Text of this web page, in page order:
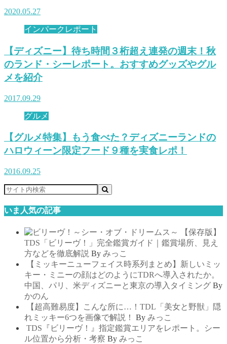
2020.05.27
インパークレポート
【ディズニー】待ち時間３桁超え連発の週末！秋
のランド・シーレポート。おすすめグッズやグル
メを紹介
2017.09.29
グルメ
【グルメ特集】もう食べた？ディズニーランドの
ハロウィーン限定フード９種を実食レポ！
2016.09.25
いま人気の記事
【保存版】
TDS「ビリーヴ！」完全鑑賞ガイド｜鑑賞場所、見え
方などを徹底解説 By みっこ
【ミッキーニューフェイス時系列まとめ】新しいミッ
キー・ミニーの顔はどのようにTDRへ導入されたか。
中国、パリ、米ディズニーと東京の導入タイミング By
かのん
【超高難易度】こんな所に…！TDL「美女と野獣」隠
れミッキー6つを画像で解説！
By みっこ
TDS『ビリーヴ！』指定鑑賞エリアをレポート。シー
ル位置から分析・考察 By みっこ